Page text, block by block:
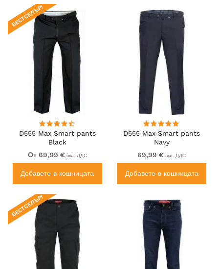
D555 Max Smart pants
Black
БЕСТСЕЛЪР!
От 69,99 € вкл. ДДС
Добавете в кошницата
D555 Max Smart pants
Navy
69,99 € вкл. ДДС
Добавете в кошницата
БЕСТСЕЛЪР!